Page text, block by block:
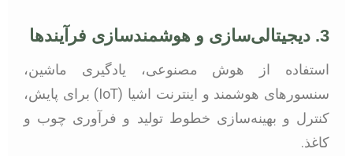
3. دیجیتالی‌سازی و هوشمندسازی فرآیندها
استفاده از هوش مصنوعی، یادگیری ماشین،
سنسورهای هوشمند و اینترنت اشیا (IoT) برای پایش،
کنترل و بهینه‌سازی خطوط تولید و فرآوری چوب و
کاغذ.